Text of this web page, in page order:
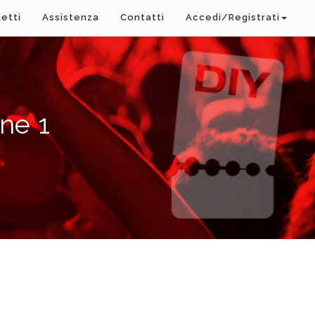
Assistenza Contatti Accedi/Registrati
1